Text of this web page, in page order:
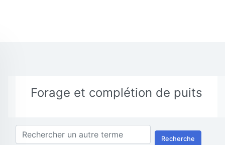
Forage et complétion de puits
Recherche